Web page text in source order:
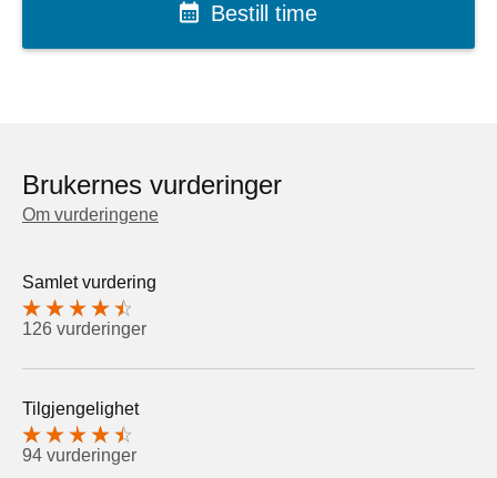
Bestill time
Brukernes vurderinger
Om vurderingene
Samlet vurdering
126 vurderinger
Tilgjengelighet
94 vurderinger